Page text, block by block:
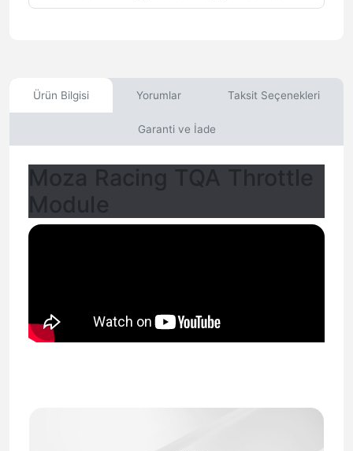
Ürün Bilgisi Yorumlar Taksit Seçenekleri
Garanti ve İade